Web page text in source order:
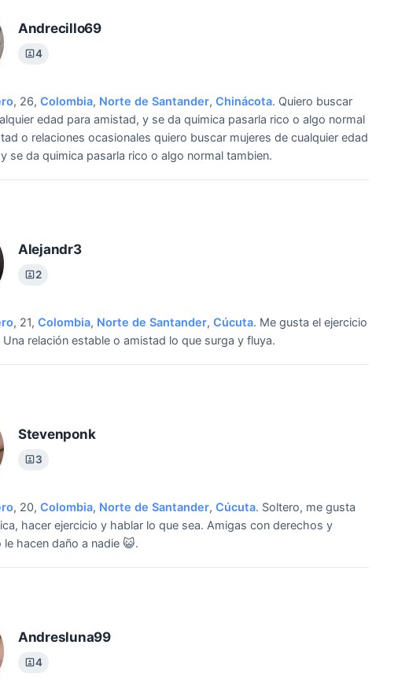
Andrecillo69
4
, 26, Colombia, Norte de Santander, Chinácota. Quiero buscar
edad para amistad, y se da quimica pasarla rico o algo normal
o relaciones ocasionales quiero buscar mujeres de cualquier edad
se da quimica pasarla rico o algo normal tambien.
Alejandr3
2
, 21, Colombia, Norte de Santander, Cúcuta. Me gusta el ejercicio
Una relación estable o amistad lo que surga y fluya.
Stevenponk
3
, 20, Colombia, Norte de Santander, Cúcuta. Soltero, me gusta
hacer ejercicio y hablar lo que sea. Amigas con derechos y
le hacen daño a nadie 😺.
Andresluna99
4